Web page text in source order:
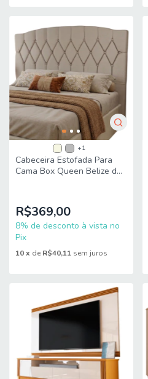
+1
Cabeceira Estofada Para
Cama Box Queen Belize de
R$369,00
8% de desconto à vista no
Pix
10x de R$40,11 sem juros